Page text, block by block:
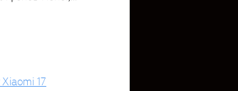
Xiaomi 17